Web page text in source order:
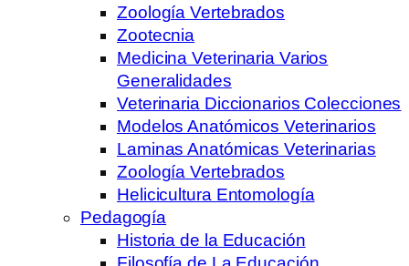
Zoología Vertebrados
Zootecnia
Medicina Veterinaria Varios
Generalidades
Veterinaria Diccionarios Colecciones
Modelos Anatómicos Veterinarios
Laminas Anatómicas Veterinarias
Zoología Vertebrados
Helicicultura Entomología
Pedagogía
Historia de la Educación